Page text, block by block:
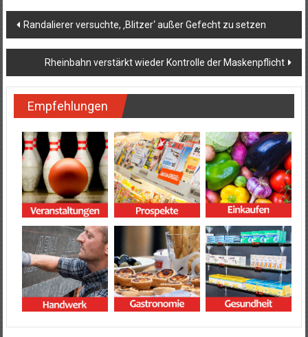
Beitragsnavigation
Randalierer versuchte, ‚Blitzer‘ außer Gefecht zu setzen
Rheinbahn verstärkt wieder Kontrolle der Maskenpflicht
Empfehlungen